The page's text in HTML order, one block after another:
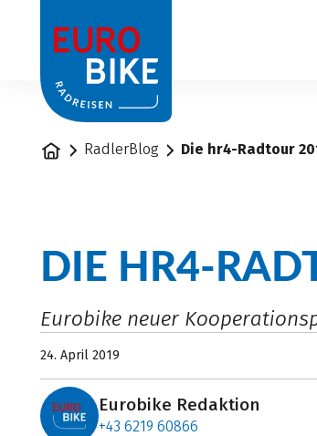
StartseiteRadlerBlog Die hr4-Radtour
DIE HR4-
Eurobike neuer
24. April 2019
Eurobike Redaktion
+43 6219 60866